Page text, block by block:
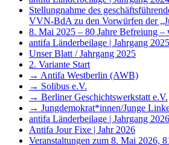
Stellungnahme des
VVN-BdA zu den Vorwürfen der
8. Mai 2025 – 80 Jahre Befreiung –
antifa Länderbeilage | Jahrgang 2025
Unser Blatt / Jahrgang 2025
2. Variante Start
→ Antifa Westberlin (AWB)
→ Solibus e.V.
→ Berliner Geschichtswerkstatt e.V.
→ Jungdemokrat*innen/Junge
antifa Länderbeilage | Jahrgang 2026
Antifa Jour Fixe | Jahr 2026
Veranstaltungen zum 8. Mai 2026,